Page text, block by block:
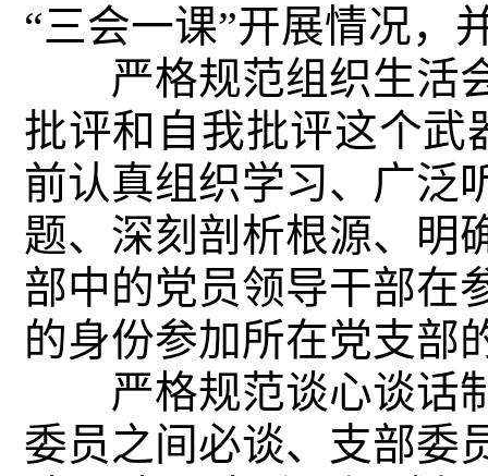
“三会一课”开展情况，
严格规范组织生活会
批评和自我批评这个武
前认真组织学习、广泛
题、深刻剖析根源、明
部中的党员领导干部在
的身份参加所在党支部
严格规范谈心谈话制
委员之间必谈、支部委